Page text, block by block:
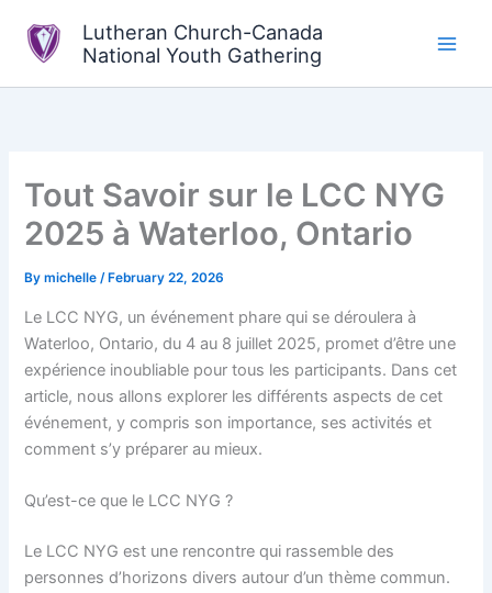
content
Lutheran Church-Canada
National Youth Gathering
Tout Savoir sur le LCC NYG
2025 à Waterloo, Ontario
Bymichelle/ February 22, 2026
Le LCC NYG, un événement phare qui se déroulera à
Waterloo, Ontario, du 4 au 8 juillet 2025, promet d’être une
expérience inoubliable pour tous les participants. Dans cet
article, nous allons explorer les différents aspects de cet
événement, y compris son importance, ses activités et
comment s’y préparer au mieux.
Qu’est-ce que le LCC NYG ?
Le LCC NYG est une rencontre qui rassemble des
personnes d’horizons divers autour d’un thème commun.